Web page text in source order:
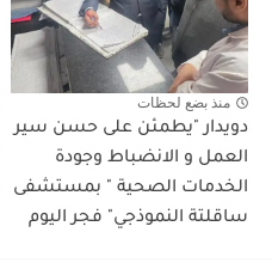
منذ بضع لحظات
دويدار "يطمئن على حسن سير
العمل و الانضباط وجودة
الخدمات الصحية " بمستشفى
ساقلتة النموذجي" فجر اليوم